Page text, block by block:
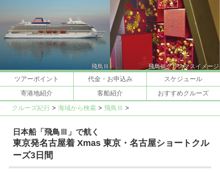
飛鳥Ⅲ 飛鳥Ⅲクリスマスイメージ
ツアーポイント 代金・お申込み
スケジュール
寄港地紹介
客船紹介 おすすめクルーズ
クルーズ紀行> 海域から検索> 飛鳥Ⅲ >
日本船「飛鳥Ⅲ」で航く
東京発名古屋着 Xmas 東京・名古屋ショートクル
ーズ3日間